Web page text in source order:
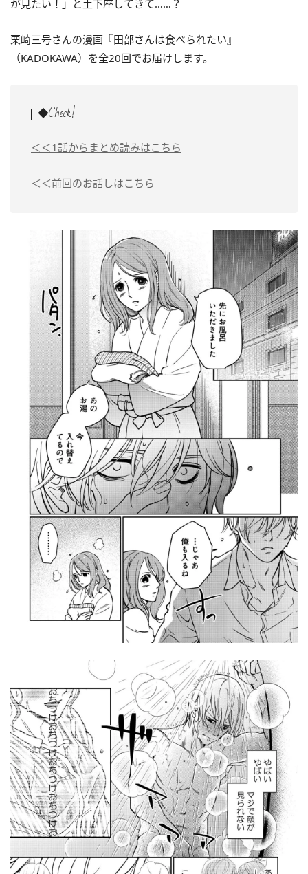
が見たい！」と土下座してきて……？
栗崎三号さんの漫画『田部さんは食べられたい』
（KADOKAWA）を全20回でお届けします。
◆Check!
＜＜1話からまとめ読みはこちら
＜＜前回のお話しはこちら